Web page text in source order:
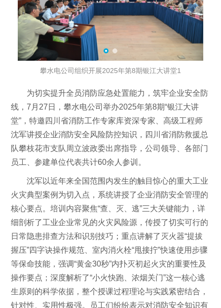
攀水电公司组织开展2025年第8期银江大讲堂1
为切实提升全员消防应急处置能力，筑牢企业安全防
线，7月27日，攀水电公司举办2025年第8期“银江大讲
堂”，特邀四川省消防工作专家库资深专家、高级工程师
沈军讲授企业消防安全风险防控知识，四川省消防救援总
队攀枝花市支队周立波政委出席指导，公司领导、各部门
员工、参建单位代表共计60余人参训。
沈军以近年来全国范围内发生的触目惊心的重大工业
火灾典型案例为切入点，系统讲授了企业消防安全管理的
核心要点。培训内容聚焦“查、灭、逃”三大关键能力，详
细剖析了工业企业常见的火灾风险源，传授了切实可行的
日常隐患排查方法和识别技巧；重点讲解了灭火器“提拔
握压”四字诀操作规范、室内消火栓“甩接拧”快速使用步骤
等保命技能，强调“黄金30秒”内扑灭初起火灾的重要性及
操作要点；深度解析了“小火快跑、浓烟关门”这一核心逃
生原则的科学依据，整个授课过程理论与实践紧密结合，
针对性、实用性极强。员工们纷纷表示对消防安全知识有